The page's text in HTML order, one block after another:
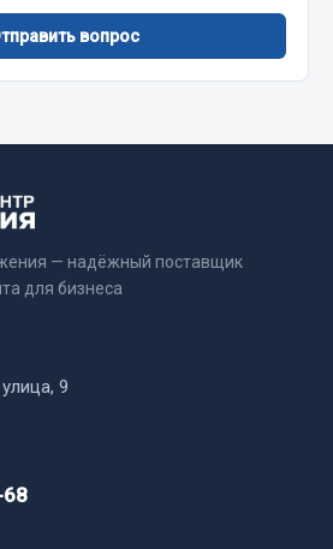
вопрос
— надёжный поставщик
для бизнеса
9